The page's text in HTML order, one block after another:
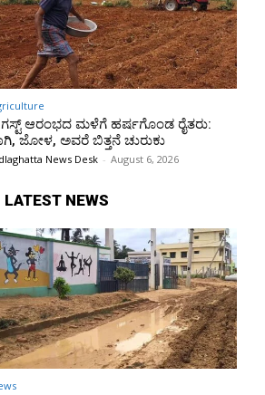
ಆರಂಭದ ಮಳೆಗೆ ಹರ್ಷಗೊಂಡ ರೈತರು:
ಜೋಳ, ಅವರೆ ಬಿತ್ತನೆ ಚುರುಕು
News Desk - August 6, 2026
LATEST NEWS